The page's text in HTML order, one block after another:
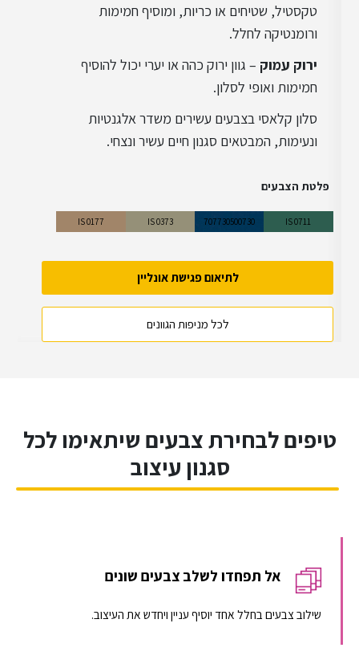
טקסטיל, שטיחים או כריות, ומוסיף חמימות
ורומנטיקה לחלל.
ירוק עמוק – גוון ירוק כהה או יערי יכול להוסיף
חמימות ואופי לסלון.
סלון קלאסי בצבעים עשירים משדר אלגנטיות
ונעימות, המבטאים סגנון חיים עשיר ונצחי.
פלטת הצבעים
IS 0711
707730500730
IS 0373
IS 0177
לתיאום פגישת אונליין
לכל מניפות הגוונים
טיפים לבחירת צבעים שיתאימו לכל
סגנון עיצוב
אל תפחדו לשלב צבעים שונים
שילוב צבעים בחלל אחד יוסיף עניין ויחדש את העיצוב.